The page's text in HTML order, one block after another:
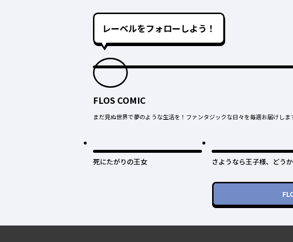
レーベルをフォローしよう！
FLOS COMIC
まだ見ぬ世界で夢のような生活を！ファンタジックな日々を毎週お届けしま
死にたがりの王女
さようなら王子様、どう